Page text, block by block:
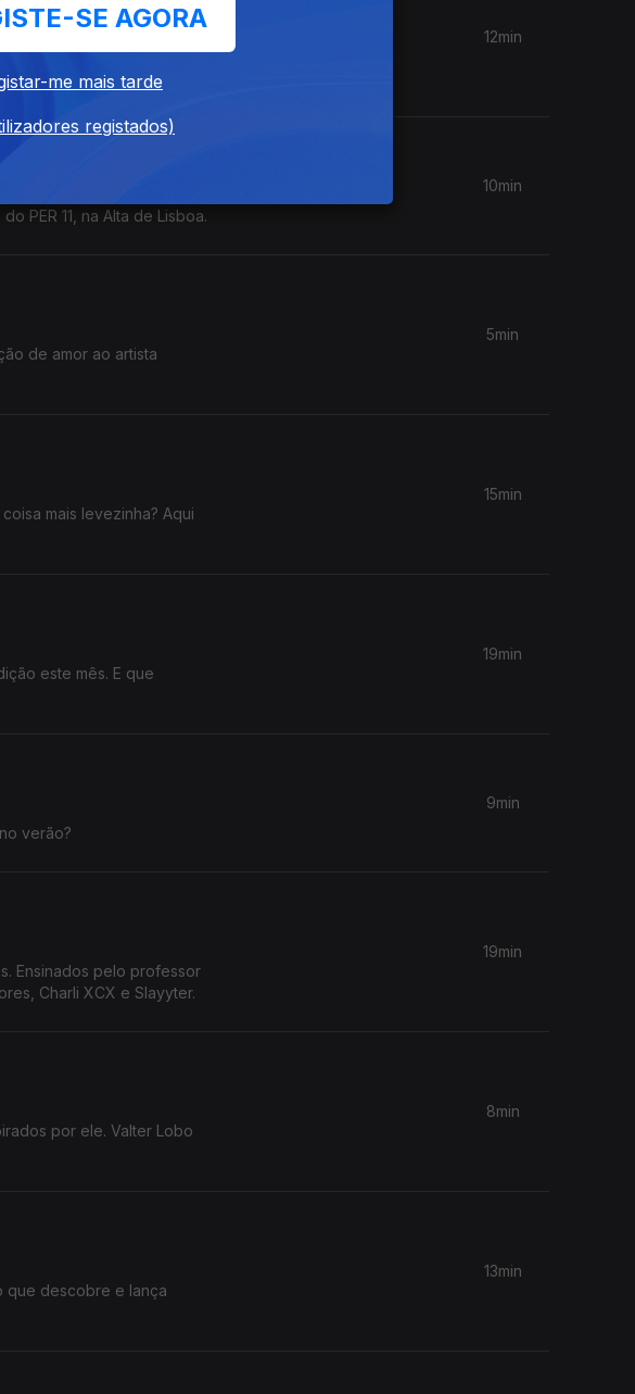
da Europa. Em princípio,
- pisar um LEGO
12min
PER 11, na Alta de Lisboa.
10min
de amor ao artista
5min
mais levezinha? Aqui
15min
este mês. E que
19min
verão?
9min
Ensinados pelo professor
Charli XCX e Slayyter.
19min
por ele. Valter Lobo
8min
que descobre e lança
13min
SE AGORA
me mais tarde
registados)